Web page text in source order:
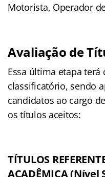
Motorista, Operador
Avaliação de
Essa última etapa
classificatório, sendo
candidatos ao cargo
os títulos aceitos:
TÍTULOS
ACADÊMICA (Nível